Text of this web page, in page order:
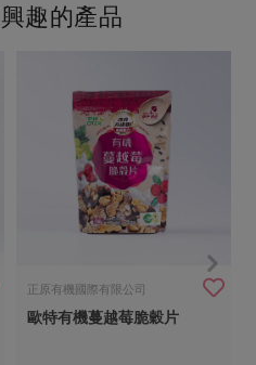
趣的產品
正原有機國際有限公司
歐特有機蔓越莓脆穀片